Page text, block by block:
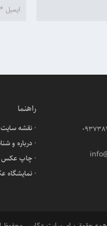
راهنما
نقشه سایت
درباره و
چاپ عکس
نمایشگاه